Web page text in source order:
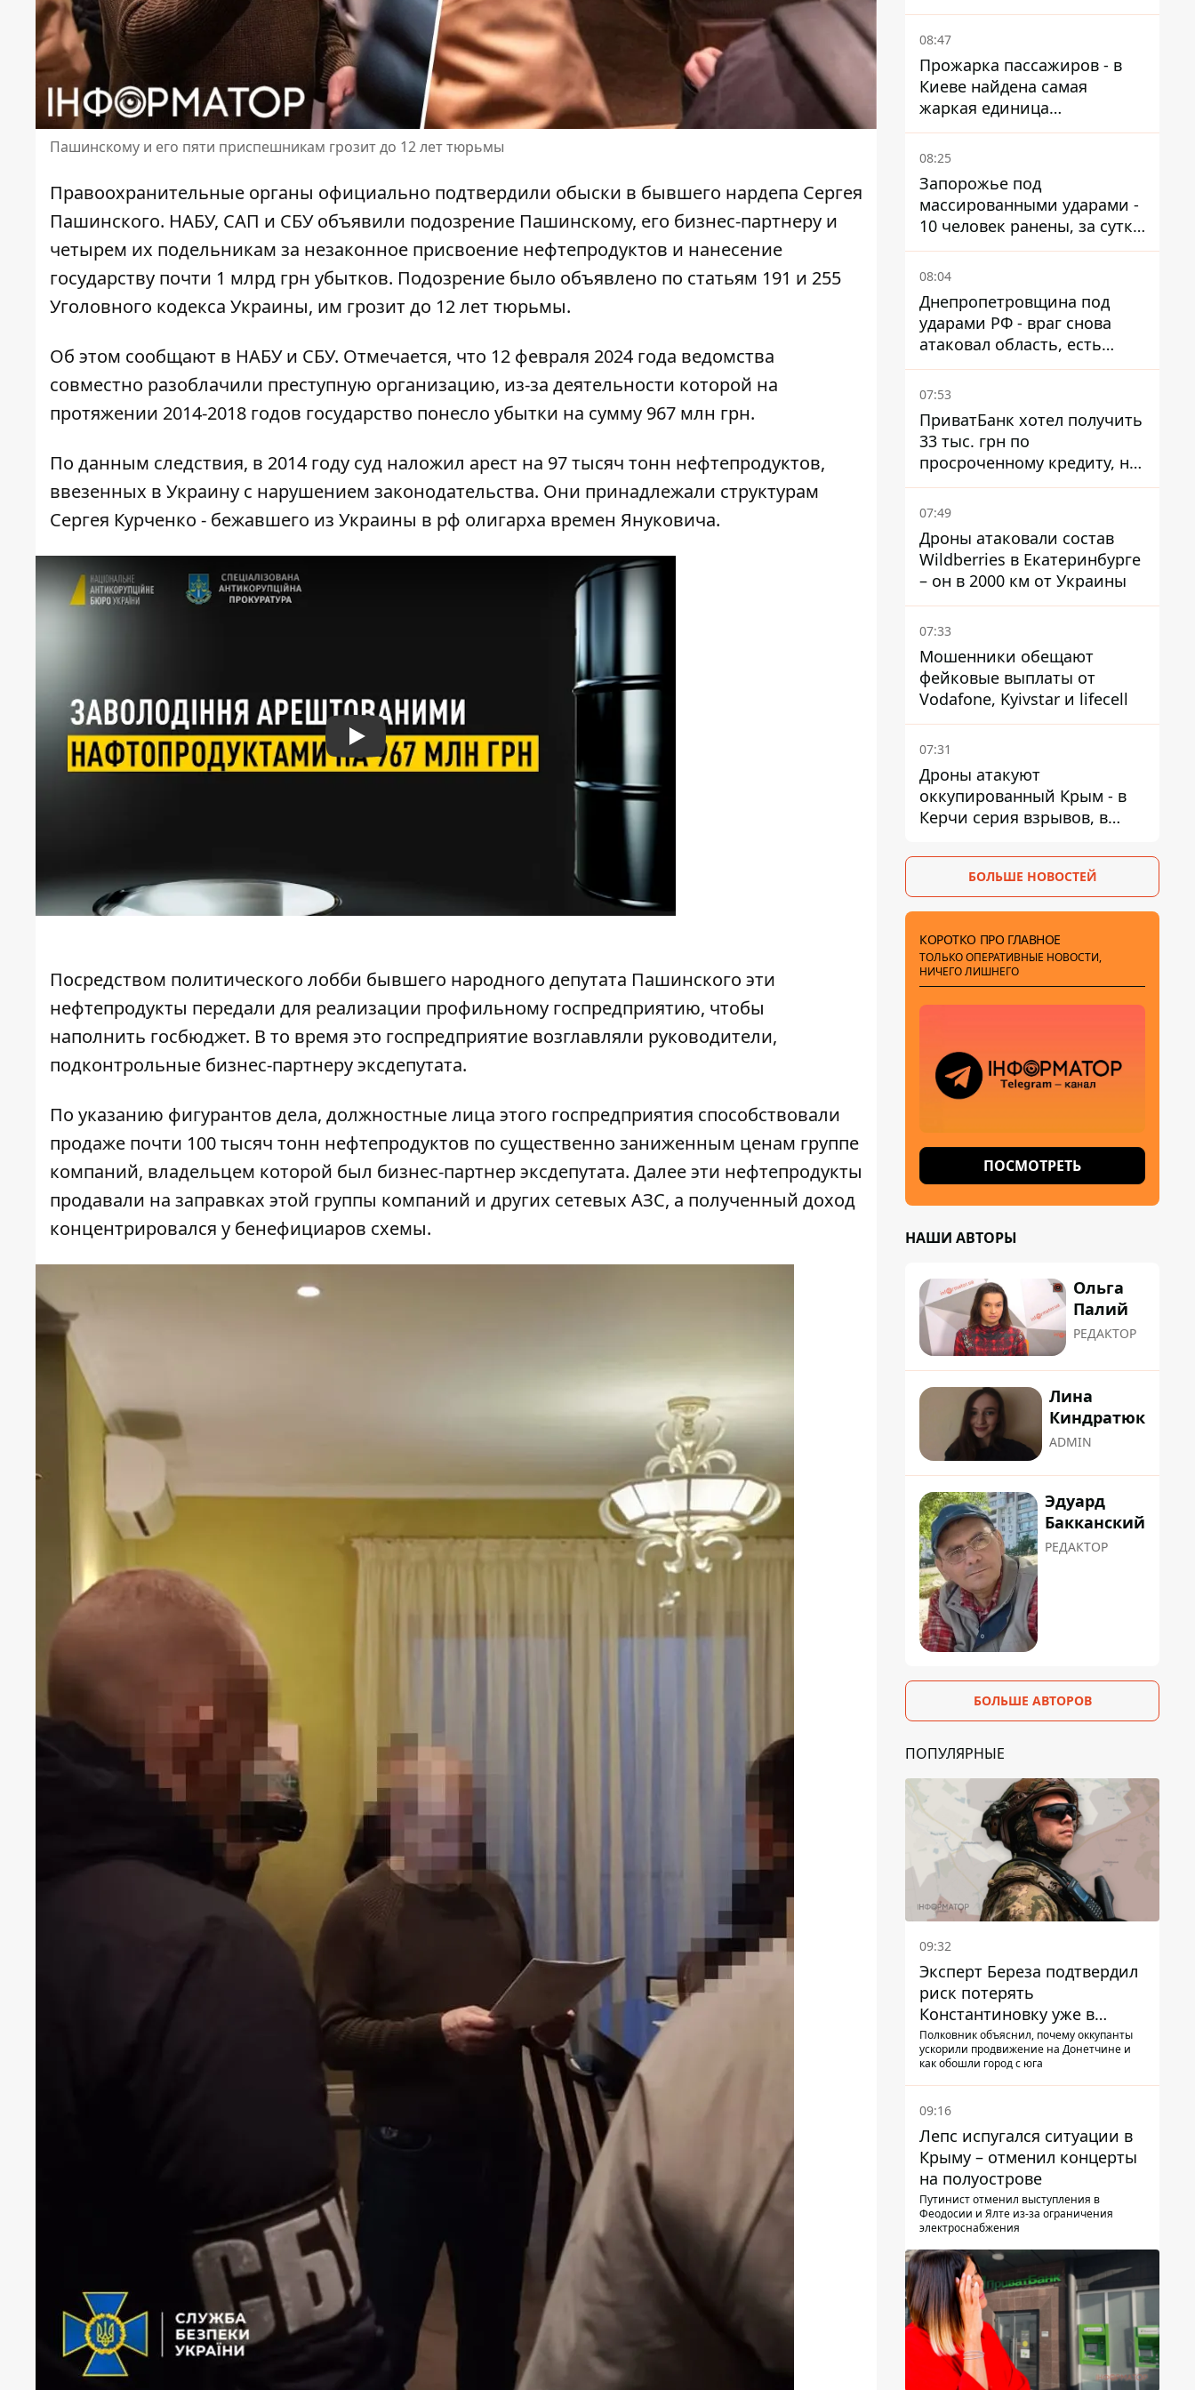
Пашинскому и его пяти приспешникам грозит до 12 лет тюрьмы
Правоохранительные органы официально подтвердили обыски в бывшего нардепа Сергея
Пашинского. НАБУ, САП и СБУ объявили подозрение Пашинскому, его бизнес-партнеру и
четырем их подельникам за незаконное присвоение нефтепродуктов и нанесение
государству почти 1 млрд грн убытков. Подозрение было объявлено по статьям 191 и 255
Уголовного кодекса Украины, им грозит до 12 лет тюрьмы.
Об этом сообщают в НАБУ и СБУ. Отмечается, что 12 февраля 2024 года ведомства
совместно разоблачили преступную организацию, из-за деятельности которой на
протяжении 2014-2018 годов государство понесло убытки на сумму 967 млн ​​грн.
По данным следствия, в 2014 году суд наложил арест на 97 тысяч тонн нефтепродуктов,
ввезенных в Украину с нарушением законодательства. Они принадлежали структурам
Сергея Курченко - бежавшего из Украины в рф олигарха времен Януковича.
Play
Посредством политического лобби бывшего народного депутата Пашинского эти
нефтепродукты передали для реализации профильному госпредприятию, чтобы
наполнить госбюджет. В то время это госпредприятие возглавляли руководители,
подконтрольные бизнес-партнеру эксдепутата.
По указанию фигурантов дела, должностные лица этого госпредприятия способствовали
продаже почти 100 тысяч тонн нефтепродуктов по существенно заниженным ценам группе
компаний, владельцем которой был бизнес-партнер эксдепутата. Далее эти нефтепродукты
продавали на заправках этой группы компаний и других сетевых АЗС, а полученный доход
концентрировался у бенефициаров схемы.
от атак
08:47
Прожарка пассажиров - в
Киеве найдена самая
жаркая единица
общественного транспорта
08:25
Запорожье под
массированными ударами -
10 человек ранены, за сутки
тысячи атак
08:04
Днепропетровщина под
ударами РФ - враг снова
атаковал область, есть
разрушения и пожары
07:53
ПриватБанк хотел получить
33 тыс. грн по
просроченному кредиту, но
суд взыскал с должницы
только 22 тыс. грн
07:49
Дроны атаковали состав
Wildberries в Екатеринбурге
– он в 2000 км от Украины
07:33
Мошенники обещают
фейковые выплаты от
Vodafone, Kyivstar и lifecell
07:31
Дроны атакуют
оккупированный Крым - в
Керчи серия взрывов, в
БОЛЬШЕ НОВОСТЕЙ
КОРОТКО ПРО ГЛАВНОЕ
ТОЛЬКО ОПЕРАТИВНЫЕ НОВОСТИ,
НИЧЕГО ЛИШНЕГО
ПОСМОТРЕТЬ
НАШИ АВТОРЫ
Ольга
Палий
РЕДАКТОР
Лина
Киндратюк
ADMIN
Эдуард
Бакканский
РЕДАКТОР
БОЛЬШЕ АВТОРОВ
ПОПУЛЯРНЫЕ
09:32
Эксперт Береза ​​подтвердил
риск потерять
Константиновку уже в
ближайшие месяцы
Полковник объяснил, почему оккупанты
ускорили продвижение на Донетчине и
как обошли город с юга
09:16
Лепс испугался ситуации в
Крыму – отменил концерты
на полуострове
Путинист отменил выступления в
Феодосии и Ялте из-за ограничения
электроснабжения